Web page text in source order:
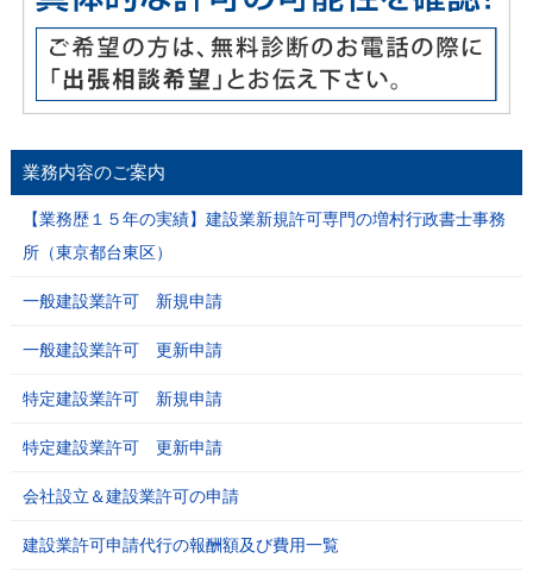
業務内容のご案内
【業務歴１５年の実績】建設業新規許可専門の増村行政書士事務
所（東京都台東区）
一般建設業許可 新規申請
一般建設業許可 更新申請
特定建設業許可 新規申請
特定建設業許可 更新申請
会社設立＆建設業許可の申請
建設業許可申請代行の報酬額及び費用一覧